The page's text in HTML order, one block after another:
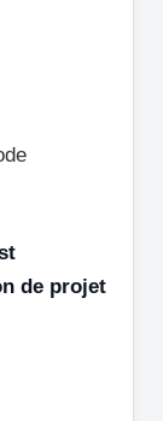
de projet